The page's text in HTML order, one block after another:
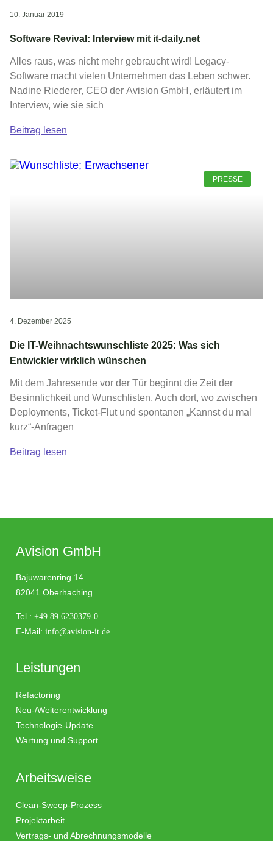
Software Revival: Interview mit it-daily.net
Alles raus, was nicht mehr gebraucht wird! Legacy-
Software macht vielen Unternehmen das Leben schwer.
Nadine Riederer, CEO der Avision GmbH, erläutert im
Interview, wie sie sich
Beitrag lesen
10. Januar 2019
PRESSE
Die IT-Weihnachtswunschliste 2025: Was sich
Entwickler wirklich wünschen
Mit dem Jahresende vor der Tür beginnt die Zeit der
Besinnlichkeit und Wunschlisten. Auch dort, wo zwischen
Deployments, Ticket-Flut und spontanen „Kannst du mal
kurz“-Anfragen
Beitrag lesen
4. Dezember 2025
Avision GmbH
Bajuwarenring 14
82041 Oberhaching
Tel.: +49 89 6230379-0
E-Mail: info@avision-it.de
Leistungen
Refactoring
Neu-/Weiterentwicklung
Technologie-Update
Wartung und Support
Arbeitsweise
Clean-Sweep-Prozess
Projektarbeit
Vertrags- und Abrechnungsmodelle